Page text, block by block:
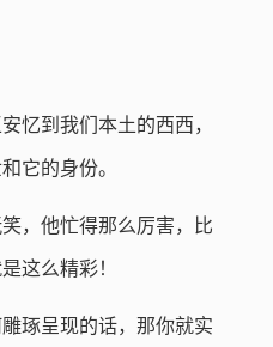
忆到我们本土的西西，
它的身份。
，他忙得那么厉害，比
这么精彩！
琢呈现的话，那你就实